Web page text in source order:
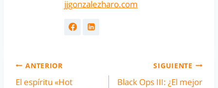
jjgonzalezharo.com
ANTERIOR
El espíritu «Hot
SIGUIENTE
Black Ops III: ¿El mejor